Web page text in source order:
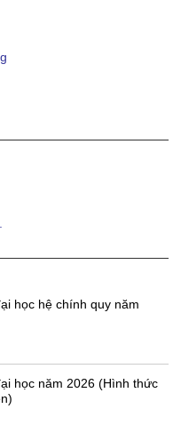
học hệ chính quy năm
học năm 2026 (Hình thức